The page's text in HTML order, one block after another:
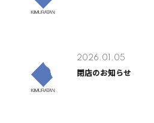
2026.01.05
閉店のお知らせ